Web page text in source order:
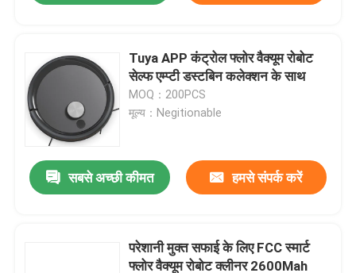
Tuya APP कंट्रोल फ्लोर वैक्यूम रोबोट
सेल्फ एम्प्टी डस्टबिन कलेक्शन के साथ
MOQ：200PCS
मूल्य：Negitionable
सबसे अच्छी कीमत हमसे संपर्क करें
परेशानी मुक्त सफाई के लिए FCC स्मार्ट
फ्लोर वैक्यूम रोबोट क्लीनर 2600Mah